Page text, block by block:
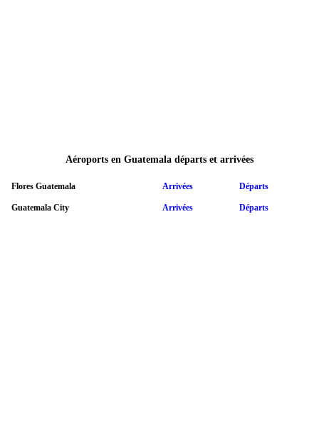
Aéroports en Guatemala départs et arrivées
Flores Guatemala Arrivées Départs
Guatemala City Arrivées Départs